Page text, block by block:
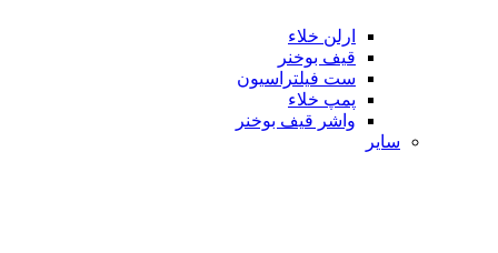
ارلن خلاء
قیف بوخنر
ست فیلتراسیون
پمپ خلاء
واشر قیف بوخنر
سایر